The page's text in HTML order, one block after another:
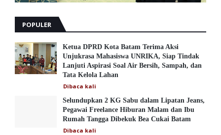
POPULER
Ketua DPRD Kota Batam Terima Aksi
Unjukrasa Mahasiswa UNRIKA, Siap Tindak
Lanjuti Aspirasi Soal Air Bersih, Sampah, dan
Tata Kelola Lahan
Dibaca kali
Selundupkan 2 KG Sabu dalam Lipatan Jeans,
Pegawai Freelance Hiburan Malam dan Ibu
Rumah Tangga Dibekuk Bea Cukai Batam
Dibaca kali